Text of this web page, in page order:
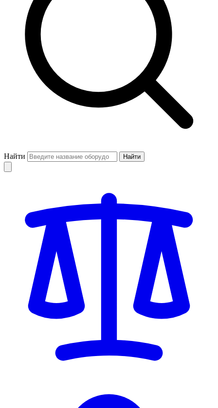
Найти Найти